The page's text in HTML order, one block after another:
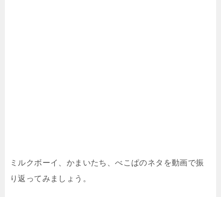
ミルクボーイ、かまいたち、べこぱのネタを動画で振
り返ってみましょう。